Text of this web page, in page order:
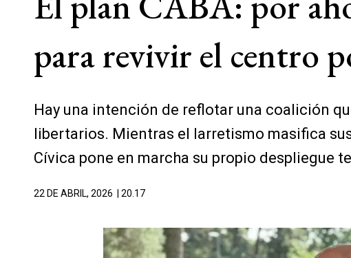
para revivir el centro
Hay una intención de reflotar una coalición
libertarios. Mientras el larretismo masifica
Cívica pone en marcha su propio despliegue
22 DE ABRIL, 2026 | 20.17